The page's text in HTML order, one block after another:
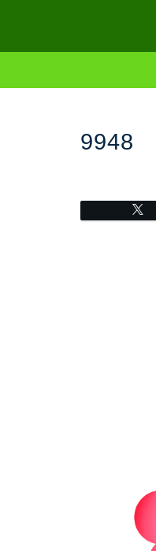
9948